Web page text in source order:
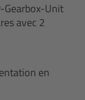
Gearbox-Unit
avec 2
en